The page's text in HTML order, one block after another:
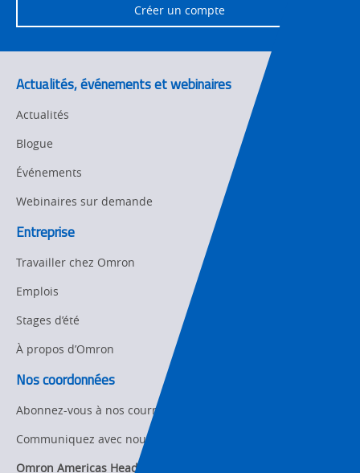
SYSMAC
Motion and
Control
Technical
Training
Maintenance
Flexible
Newsletter/Marketing
Product Launches
Strategic Business
Other
Policy
Changes
Créer un compte
Actualités, événements et webinaires
Actualités
Blogue
Événements
Webinaires sur demande
Entreprise
Travailler chez Omron
Emplois
Stages d’été
À propos d’Omron
Nos coordonnées
Abonnez-vous à nos courriels
Communiquez avec nous
Omron Americas Headquarters